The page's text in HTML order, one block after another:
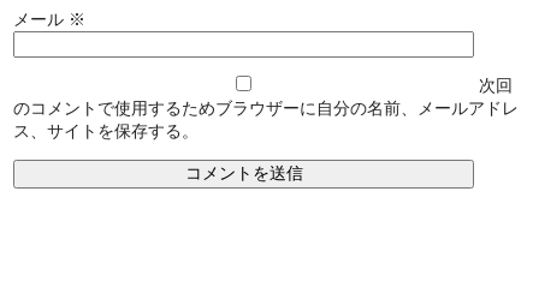
メール ※
次回
のコメントで使用するためブラウザーに自分の名前、メールアドレ
ス、サイトを保存する。